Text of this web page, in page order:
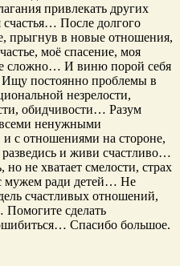
привлекать других
После долгого
прыгнув в новые отношения,
моё спасение, моя
сложно… И виню порой себя
постоянно проблемы в
незрелости,
обидчивости… Разум
ненужными
с отношениями на стороне,
и живи счастливо…
но не хватает смелости, страх
мужем ради детей… Не
счастливых отношений,
сделать
Спасибо большое.